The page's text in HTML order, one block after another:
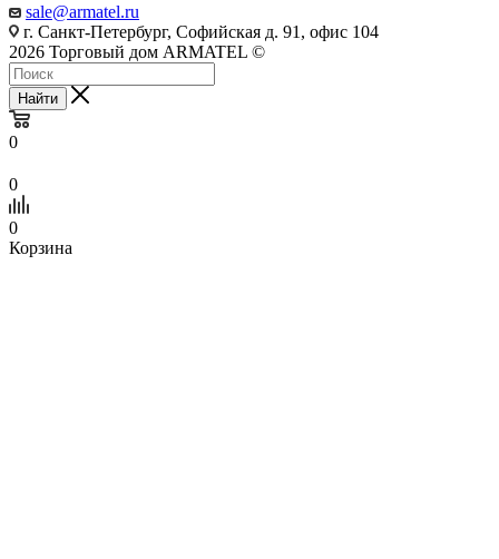
sale@armatel.ru
г. Санкт-Петербург, Софийская д. 91, офис 104
2026 Торговый дом ARMATEL ©
Найти
0
0
0
Корзина